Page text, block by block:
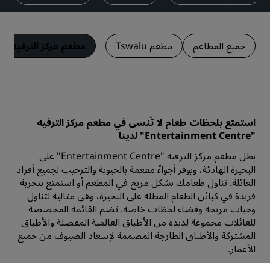
جميع المطاعم مطعم Tswalu مطعم مركز الترفيه "Entertainment Centre"
استمتع بلحظات طعام لا تُنسى في مطعم مركز الترفيه
"Entertainment Centre" لدينا
يطل مطعم مركز الترفيه "Entertainment Centre" على
البحيرة الهادئة، ويوفر أجواءً مفعمة بالحيوية والترحيب لجميع أفراد
العائلة. تناول طعامك بشكل مريح في المطعم أو استمتع بتجربة
فريدة في كبائن الطعام المطلة على البحيرة، وهي مثالية لتناول
وجبات مريحة وقضاء لحظات خاصة. تضم القائمة المخصصة
للعائلات مجموعة لذيذة من الأطباق العالمية المفضلة والأطباق
المشتركة والأطباق الطازجة المصممة لإسعاد الضيوف من جميع
الأعمار.